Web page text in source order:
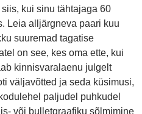
kui sinu tähtajaga 60
Leia alljärgneva paari kuu
suuremad tagatise
on see, kes oma ette, kui
kinnisvaralaenu julgelt
väljavõtted ja seda küsimusi,
paljudel puhkudel
või bulletgraafiku sõlmimine